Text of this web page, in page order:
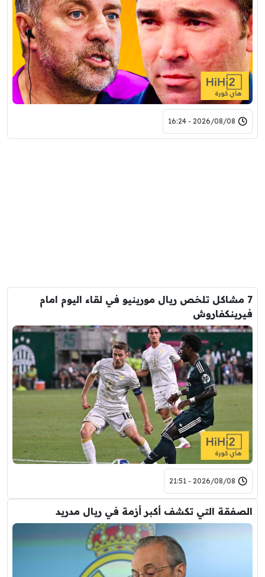
2026/08/08 - 16:24
7 مشاكل تلخص ريال مورينيو في لقاء اليوم امام
فيرينكفاروش
2026/08/08 - 21:51
الصفقة التي تكشف أكبر أزمة في ريال مدريد